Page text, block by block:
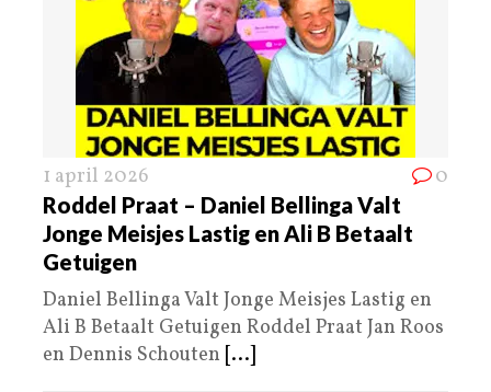
1 april 2026 0
Roddel Praat – Daniel Bellinga Valt
Jonge Meisjes Lastig en Ali B Betaalt
Getuigen
Daniel Bellinga Valt Jonge Meisjes Lastig en
Ali B Betaalt Getuigen Roddel Praat Jan Roos
en Dennis Schouten [...]